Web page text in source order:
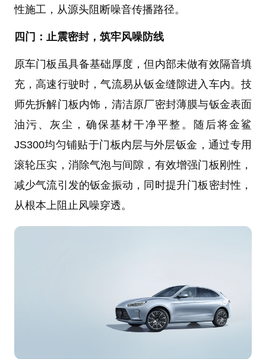
性施工，从源头阻断噪音传播路径。
四门：止震密封，筑牢风噪防线
原车门板虽具备基础厚度，但内部未做有效隔音填
充，高速行驶时，气流易从钣金缝隙进入车内。技
师先拆解门板内饰，清洁原厂密封薄膜与钣金表面
油污、灰尘，确保基材干净平整。随后将金鲨
JS300均匀铺贴于门板内层与外层钣金，通过专用
滚轮压实，消除气泡与间隙，有效增强门板刚性，
减少气流引发的钣金振动，同时提升门板密封性，
从根本上阻止风噪穿透。